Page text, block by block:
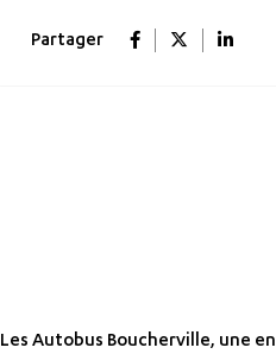
Partager
Les Autobus Boucherville, une